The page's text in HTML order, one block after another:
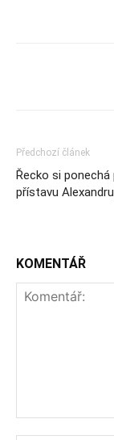
Předchozí článek
Řecko si ponechá
přístavu
KOMENTÁŘ